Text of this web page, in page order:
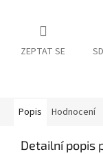
ZEPTAT SE
Popis Hodnocení
Detailní popis